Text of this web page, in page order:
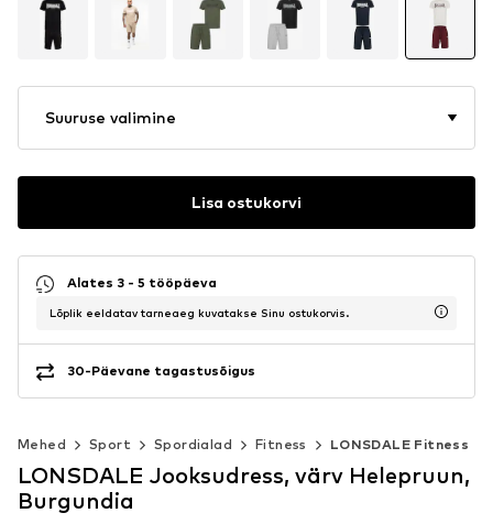
Suuruse valimine
Lisa ostukorvi
Alates 3 - 5 tööpäeva
Lõplik eeldatav tarneaeg kuvatakse Sinu ostukorvis.
30-Päevane tagastusõigus
Mehed Sport Spordialad Fitness LONSDALE Fitness
LONSDALE Jooksudress, värv Helepruun,
Burgundia